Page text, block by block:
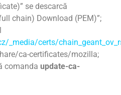
se descarcă
chain) Download (PEM)”;
_media/certs/
ca-certificates/mozilla;
comanda update-ca-